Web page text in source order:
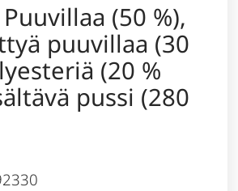
(50 %),
puuvillaa (30
(20 %
pussi (280